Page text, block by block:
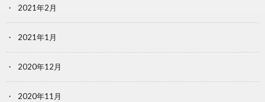
2021年2月
2021年1月
2020年12月
2020年11月